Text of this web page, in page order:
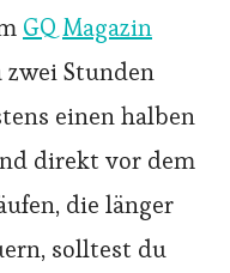
GQ Magazin
Stunden
einen halben
direkt vor dem
die länger
solltest du